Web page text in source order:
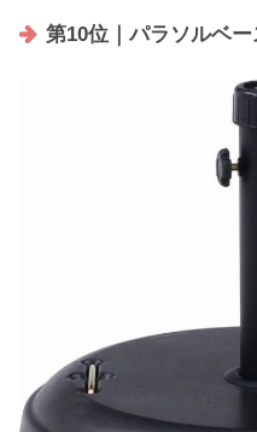
第10位｜パラソルベー